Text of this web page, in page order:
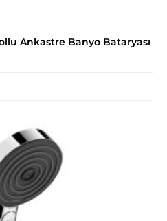
Ankastre Banyo Bataryası